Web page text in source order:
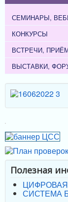
СЕМИНАРЫ,
КОНКУРСЫ
ВСТРЕЧИ,
ВЫСТАВКИ,
Полезная
СИСТЕМА